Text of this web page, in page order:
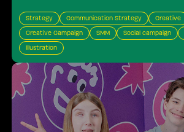
Strategy Communication Strategy Creative
Creative Campaign SMM Social campaign
Illustration